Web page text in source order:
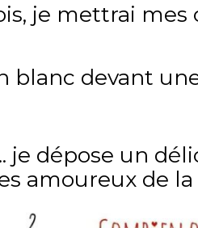
je mettrai
blanc devant
je dépose un
amoureux de